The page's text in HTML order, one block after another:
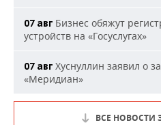
07 авг Бизнес обяжут
устройств на «Госуслугах»
07 авг Хуснуллин заявил о
«Меридиан»
ВСЕ НОВОСТИ